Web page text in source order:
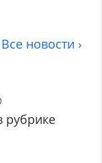
Все новости ›
рубрике